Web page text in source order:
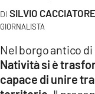
LaC
Network
LACPLAY.IT
LACTV.IT
SILVIO CACCIATORE
GIORNALISTA
Nel borgo antico di
Natività si è
capace di unire